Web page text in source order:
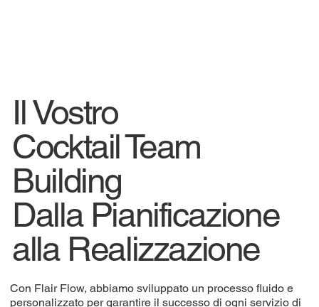
Il Vostro
Cocktail Team
Building
Dalla Pianificazione
alla Realizzazione
Con Flair Flow, abbiamo sviluppato un processo fluido e
personalizzato per garantire il successo di ogni servizio di